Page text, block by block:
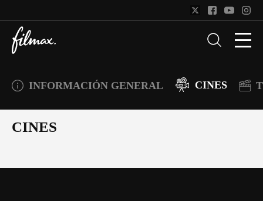
INFORMACIÓN GENERAL CINES
CINES